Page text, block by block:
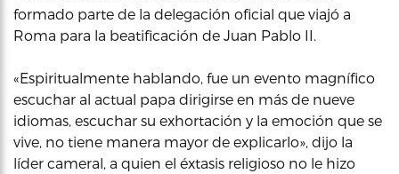
formado parte de la delegación oficial que viajó a
Roma para la beatificación de Juan Pablo II.
«Espiritualmente hablando, fue un evento magnífico
escuchar al actual papa dirigirse en más de nueve
idiomas, escuchar su exhortación y la emoción que se
vive, no tiene manera mayor de explicarlo», dijo la
líder cameral, a quien el éxtasis religioso no le hizo